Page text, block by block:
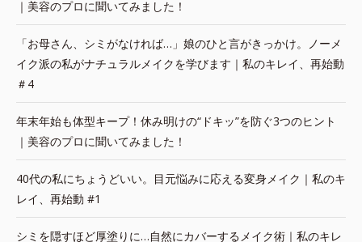
｜美容のプロに聞いてみました！
「お母さん、シミがなければ…」娘のひと言がきっかけ。ノーメ
イク派の私がナチュラルメイクを学びます｜私のキレイ、再始動
＃4
年末年始も体型キープ！休み明けの“ドキッ”を防ぐ3つのヒント
｜美容のプロに聞いてみました！
40代の私にちょうどいい。目元悩みに応える変身メイク｜私のキ
レイ、再始動 #1
シミを隠すほど厚塗りに…自然にカバーするメイク術｜私のキレ